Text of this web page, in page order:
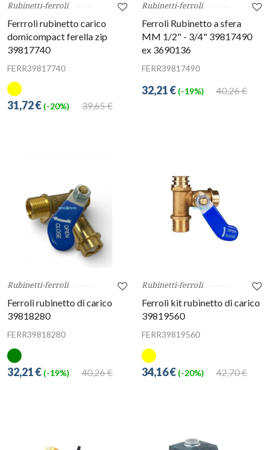
Rubinetti-ferroli
Ferrroli rubinetto carico
domicompact ferella zip
39817740
FERR39817740
39,65 €
31,72 € (-20%)
Rubinetti-ferroli
Ferroli Rubinetto a sfera
MM 1/2" - 3/4" 39817490
ex 3690136
FERR39817490
40,26 €
32,21 € (-19%)
Rubinetti-ferroli
Ferroli rubinetto di carico
39818280
FERR39818280
40,26 €
32,21 € (-19%)
Rubinetti-ferroli
Ferroli kit rubinetto di carico
39819560
FERR39819560
42,70 €
34,16 € (-20%)